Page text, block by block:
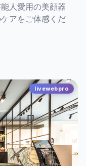
人愛用の美顔器
アをご体感くだ
livewebpro